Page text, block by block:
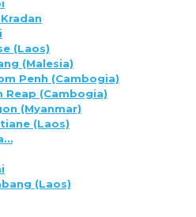
(Laos)
(Malesia)
Penh (Cambogia)
Reap (Cambogia)
(Myanmar)
(Laos)
(Laos)